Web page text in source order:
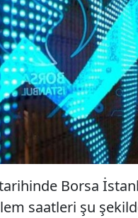
Borsa
saatleri şu